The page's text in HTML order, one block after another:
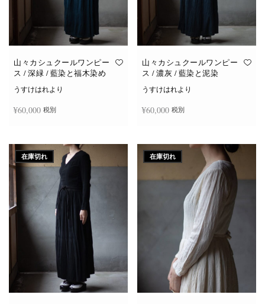
山々カシュクールワンピー
ス / 深緑 / 藍染と福木染め
うすけはれより
¥60,000 税別
山々カシュクールワンピー
ス / 濃灰 / 藍染と泥染
うすけはれより
¥60,000 税別
在庫切れ 在庫切れ